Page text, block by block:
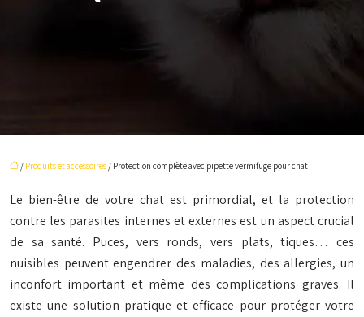
/ Produits et accessoires / Protection complète avec pipette vermifuge pour chat
Le bien-être de votre chat est primordial, et la protection
contre les parasites internes et externes est un aspect crucial
de sa santé. Puces, vers ronds, vers plats, tiques… ces
nuisibles peuvent engendrer des maladies, des allergies, un
inconfort important et même des complications graves. Il
existe une solution pratique et efficace pour protéger votre